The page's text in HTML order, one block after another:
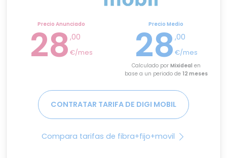
Precio Anunciado
28 ,00
€/mes
Precio Medio
28 ,00
€/mes
Calculado por Mixideal en
base a un periodo de 12 meses
CONTRATAR TARIFA DE DIGI MOBIL
Compara tarifas de fibra+fijo+movil